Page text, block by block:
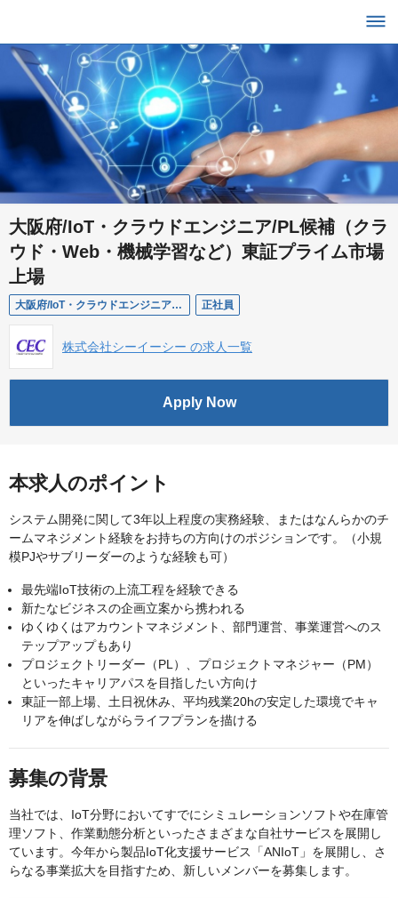
大阪府/IoT・クラウドエンジニア/PL候補（クラ
ウド・Web・機械学習など）東証プライム市場
上場
大阪府/IoT・クラウドエンジニア/PL候補（クラウド・Web・機械学習など）東証プライム市場上場 正社員
株式会社シーイーシー の求人一覧
Apply Now
本求人のポイント
システム開発に関して3年以上程度の実務経験、またはなんらかのチ
ームマネジメント経験をお持ちの方向けのポジションです。（小規
模PJやサブリーダーのような経験も可）
最先端IoT技術の上流工程を経験できる
新たなビジネスの企画立案から携われる
ゆくゆくはアカウントマネジメント、部門運営、事業運営へのス
テップアップもあり
プロジェクトリーダー（PL）、プロジェクトマネジャー（PM）
といったキャリアパスを目指したい方向け
東証一部上場、土日祝休み、平均残業20hの安定した環境でキャ
リアを伸ばしながらライフプランを描ける
募集の背景
当社では、IoT分野においてすでにシミュレーションソフトや在庫管
理ソフト、作業動態分析といったさまざまな自社サービスを展開し
ています。今年から製品IoT化支援サービス「ANIoT」を展開し、さ
らなる事業拡大を目指すため、新しいメンバーを募集します。